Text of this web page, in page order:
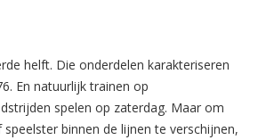
helft. Die onderdelen karakteriseren
En natuurlijk trainen op
spelen op zaterdag. Maar om
binnen de lijnen te verschijnen,